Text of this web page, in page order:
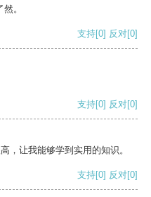
。
支持[0] 反对[0]
支持[0] 反对[0]
，让我能够学到实用的知识。
支持[0] 反对[0]